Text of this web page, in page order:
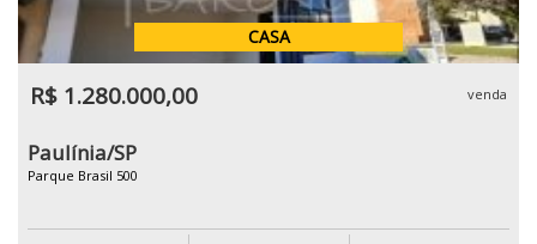
CASA
R$ 1.280.000,00 venda
Paulínia/SP
Parque Brasil 500